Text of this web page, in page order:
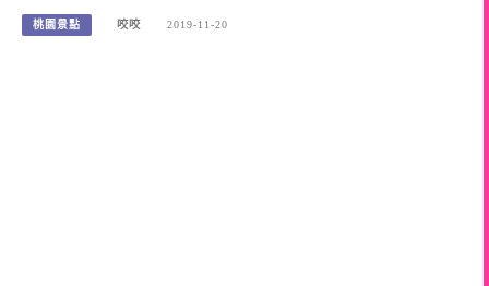
桃園景點 咬咬 2019-11-20